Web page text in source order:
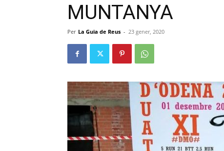
MUNTANYA
Per La Guia de Reus - 23 gener, 2020